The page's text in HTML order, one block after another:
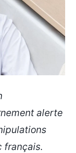
alerte
français.